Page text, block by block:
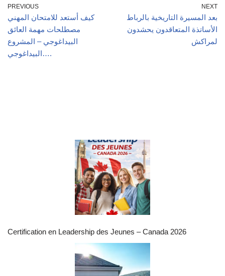
PREVIOUS
كيف أستعد للامتحان المهني
مصطلحات مهمة العائق
البيداغوجي – المشروع
البيداغوجي….
NEXT
بعد المسيرة التاريخية بالرباط
الأساتذة المتعاقدون يحشدون
لمراكش
Certification en Leadership des Jeunes – Canada 2026